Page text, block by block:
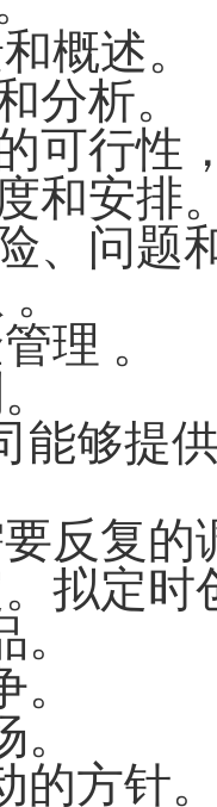
概述。
分析。
可行性
和安排
、问
。
理 。
能够提
复的
拟定
的方针